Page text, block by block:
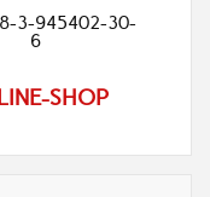
3-945402-30-
6
SHOP